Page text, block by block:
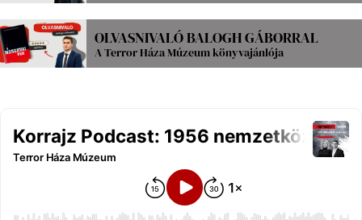
OLVASNIVALÓ BALOGH GÁBORRAL
A Terror Háza Múzeum könyvajánlója